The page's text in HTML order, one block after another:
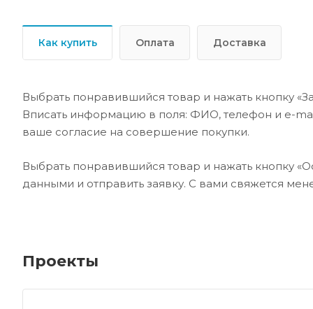
Как купить Оплата Доставка
Выбрать понравившийся товар и нажать кнопку
Вписать информацию в поля: ФИО, телефон и e-
ваше согласие на совершение покупки.
Выбрать понравившийся товар и нажать кнопку
данными и отправить заявку. С вами свяжется
Проекты